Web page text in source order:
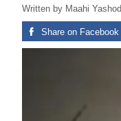
Written by Maahi
Share on Facebook